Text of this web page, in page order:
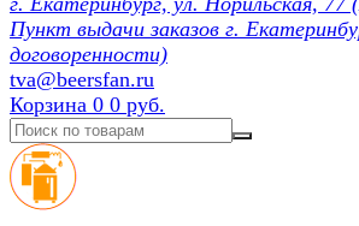
Пункт выдачи заказов г.
договоренности)
tva@beersfan.ru
Корзина 0 0 руб.